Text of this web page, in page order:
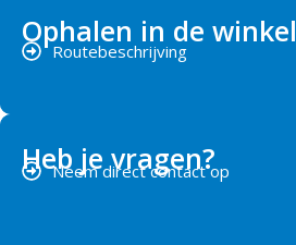
Ophalen in de winkel
Routebeschrijving
Heb je vragen?
Neem direct contact op